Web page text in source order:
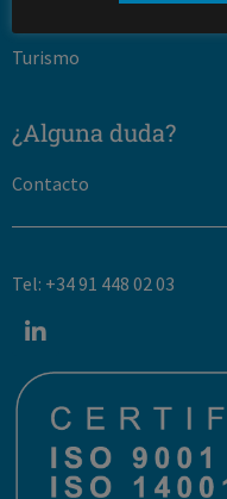
Administraciones públicas
Turismo
¿Alguna duda?
Contacto
Tel: +34 91 448 02 03